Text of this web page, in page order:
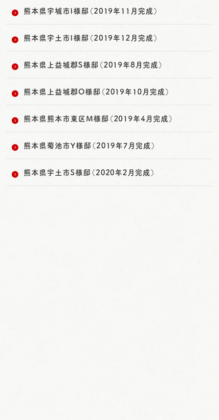
熊本県宇城市I様邸（2019年11月完成）
熊本県宇土市I様邸（2019年12月完成）
熊本県上益城郡S様邸（2019年8月完成）
熊本県上益城郡O様邸（2019年10月完成）
熊本県熊本市東区M様邸（2019年4月完成）
熊本県菊池市Y様邸（2019年7月完成）
熊本県宇土市S様邸（2020年2月完成）